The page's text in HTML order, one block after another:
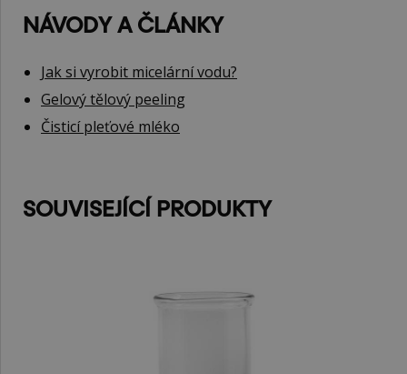
NÁVODY A ČLÁNKY
Jak si vyrobit micelární vodu?
Gelový tělový peeling
Čisticí pleťové mléko
SOUVISEJÍCÍ PRODUKTY